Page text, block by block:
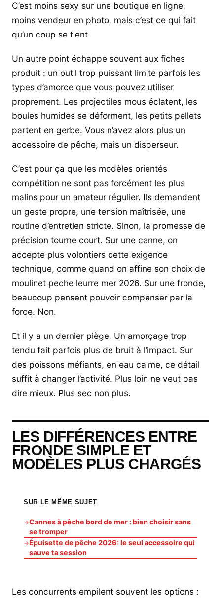
C’est moins sexy sur une boutique en ligne,
moins vendeur en photo, mais c’est ce qui fait
qu’un coup se tient.
Un autre point échappe souvent aux fiches
produit : un outil trop puissant limite parfois les
types d’amorce que vous pouvez utiliser
proprement. Les projectiles mous éclatent, les
boules humides se déforment, les petits pellets
partent en gerbe. Vous n’avez alors plus un
accessoire de pêche, mais un disperseur.
C’est pour ça que les modèles orientés
compétition ne sont pas forcément les plus
malins pour un amateur régulier. Ils demandent
un geste propre, une tension maîtrisée, une
routine d’entretien stricte. Sinon, la promesse de
précision tourne court. Sur une canne, on
accepte plus volontiers cette exigence
technique, comme quand on affine son choix de
moulinet peche leurre mer 2026. Sur une fronde,
beaucoup pensent pouvoir compenser par la
force. Non.
Et il y a un dernier piège. Un amorçage trop
tendu fait parfois plus de bruit à l’impact. Sur
des poissons méfiants, en eau calme, ce détail
suffit à changer l’activité. Plus loin ne veut pas
dire mieux. Plus sec non plus.
LES DIFFÉRENCES ENTRE
FRONDE SIMPLE ET
MODÈLES PLUS CHARGÉS
SUR LE MÊME SUJET
→Cannes à pêche bord de mer : bien choisir sans
se tromper
→Épuisette de pêche 2026: le seul accessoire qui
sauve ta session
Les concurrents empilent souvent les options :